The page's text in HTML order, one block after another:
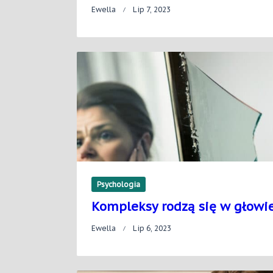
Ewella Lip 7, 2023
Psychologia
Kompleksy rodzą się w
Ewella Lip 6, 2023